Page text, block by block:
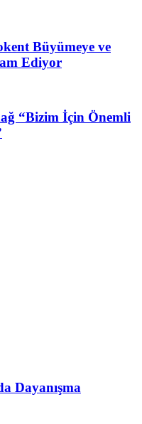
Büyümeye ve
Ediyor
“Bizim İçin Önemli
Dayanışma